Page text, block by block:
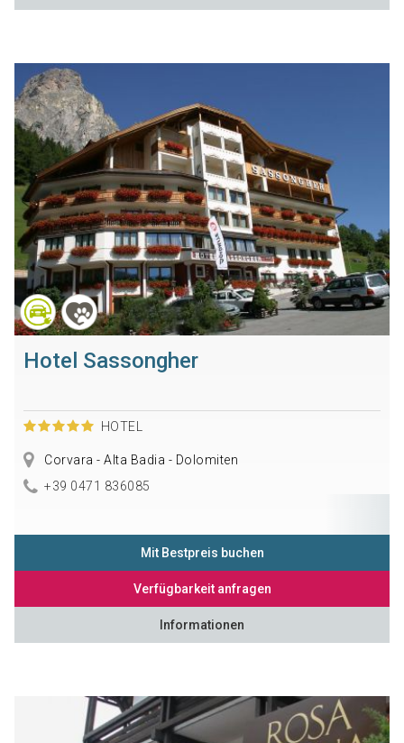
Hotel Sassongher
HOTEL
Corvara - Alta Badia - Dolomiten
+39 0471 836085
Mit Bestpreis buchen
Verfügbarkeit anfragen
Informationen